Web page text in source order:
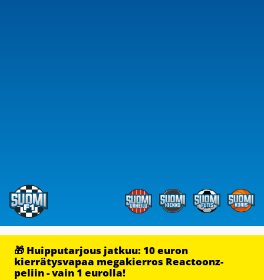
🎁 Huipputarjous jatkuu: 10 euron
kierrätysvapaa megakierros Reactoonz-
peliin - vain 1 eurolla!